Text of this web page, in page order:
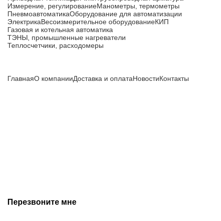
Измерение, регулированиеМанометры, термометры
ПневмоавтоматикаОборудование для автоматизации
ЭлектрикаВесоизмерительное оборудованиеКИП
Газовая и котельная автоматика
ТЭНЫ, промышленные нагреватели
Теплосчетчики, расходомеры
ГлавнаяО компанииДоставка и оплатаНовостиКонтакты
Перезвоните мне